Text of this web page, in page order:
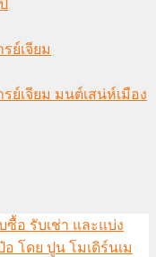
ย์เจียม
ย์เจียม มนต์เสน่ห์เมือง